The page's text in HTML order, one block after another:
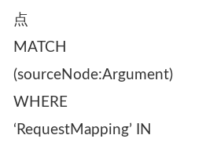
点
MATCH
(sourceNode:Argument)
WHERE
‘RequestMapping’ IN